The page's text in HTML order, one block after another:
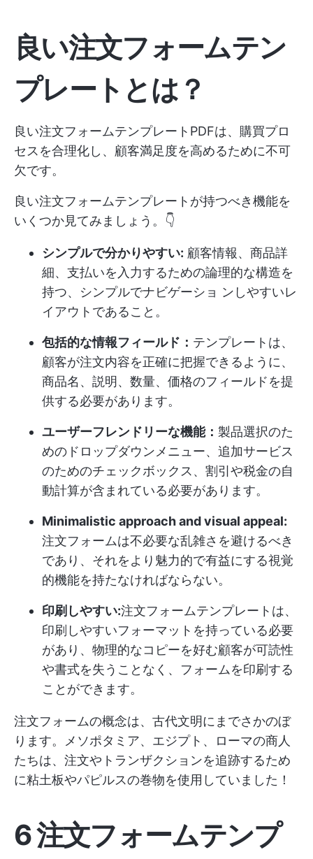
良い注文フォームテン
プレートとは？
良い注文フォームテンプレートPDFは、購買プロ
セスを合理化し、顧客満足度を高めるために不可
欠です。
良い注文フォームテンプレートが持つべき機能を
いくつか見てみましょう。👇
シンプルで分かりやすい: 顧客情報、商品詳
細、支払いを入力するための論理的な構造を
持つ、シンプルでナビゲーショ ンしやすいレ
イアウトであること。
包括的な情報フィールド： テンプレートは、
顧客が注文内容を正確に把握できるように、
商品名、説明、数量、価格のフィールドを提
供する必要があります。
ユーザーフレンドリーな機能： 製品選択のた
めのドロップダウンメニュー、追加サービス
のためのチェックボックス、割引や税金の自
動計算が含まれている必要があります。
Minimalistic approach and visual appeal:
注文フォームは不必要な乱雑さを避けるべき
であり、それをより魅力的で有益にする視覚
的機能を持たなければならない。
印刷しやすい:注文フォームテンプレートは、
印刷しやすいフォーマットを持っている必要
があり、物理的なコピーを好む顧客が可読性
や書式を失うことなく、フォームを印刷する
ことができます。
注文フォームの概念は、古代文明にまでさかのぼ
ります。メソポタミア、エジプト、ローマの商人
たちは、注文やトランザクションを追跡するため
に粘土板やパピルスの巻物を使用していました！
6 注文フォームテンプ